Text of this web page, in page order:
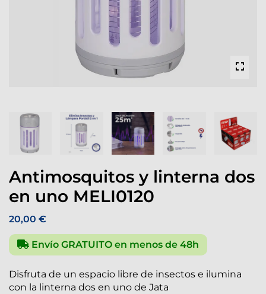
Antimosquitos y linterna dos
en uno MELI0120
20,00 €
Envío GRATUITO en menos de 48h
Disfruta de un espacio libre de insectos e ilumina
con la linterna dos en uno de Jata